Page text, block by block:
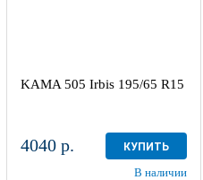
KAMA 505 Irbis 195/65 R15
4040 р. КУПИТЬ
В наличии